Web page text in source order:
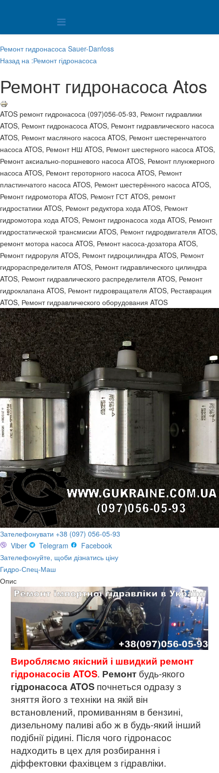
Ремонт гидронасоса Sauer-Danfoss
Назад на :Ремонт гідронасоса
Ремонт гидронасоса Atos
ATOS ремонт гидронасоса (097)056-05-93, Ремонт гидравлики
ATOS, Ремонт гидронасоса ATOS, Ремонт гидравлического насоса
ATOS, Ремонт масляного насоса ATOS, Ремонт шестеренчатого
насоса ATOS, Ремонт НШ ATOS, Ремонт шестерного насоса ATOS,
Ремонт аксиально-поршневого насоса ATOS, Ремонт плунжерного
насоса ATOS, Ремонт героторного насоса ATOS, Ремонт
пластинчатого насоса ATOS, Ремонт шестерённого насоса ATOS,
Ремонт гидромотора ATOS, Ремонт ГСТ ATOS, ремонт
гидростатики ATOS, Ремонт редуктора хода ATOS, Ремонт
гидромотора хода ATOS, Ремонт гидронасоса хода ATOS, Ремонт
гидростатической трансмисии ATOS, Ремонт гидродвигателя ATOS,
ремонт мотора насоса ATOS, Ремонт насоса-дозатора ATOS,
Ремонт гидроруля ATOS, Ремонт гидроцилиндра ATOS, Ремонт
гидрораспределителя ATOS, Ремонт гидравлического цилиндра
ATOS, Ремонт гидравлического распределителя ATOS, Ремонт
гидроклапана ATOS, Ремонт гидровращателя ATOS, Реставрация
ATOS, Ремонт гидравлического оборудования ATOS
Зателефонувати +38 (097) 056-05-93
Viber
Telegram
Facebook
Зателефонуйте, щоби дізнатись ціну
Гидро-Спец-Маш
Опис
Виробляємо якісний і швидкий ремонт
гідронасосів ATOS. Ремонт будь-якого
гідронасосаATOS почнеться одразу з
зняття його з техніки на якій він
встановлений, промиванням в бензині,
дизельному паливі або ж в будь-який інший
подібнії рідині. Після чого гідронасос
надходить в цех для розбирання і
діффектовки фахівцем з гідравліки.